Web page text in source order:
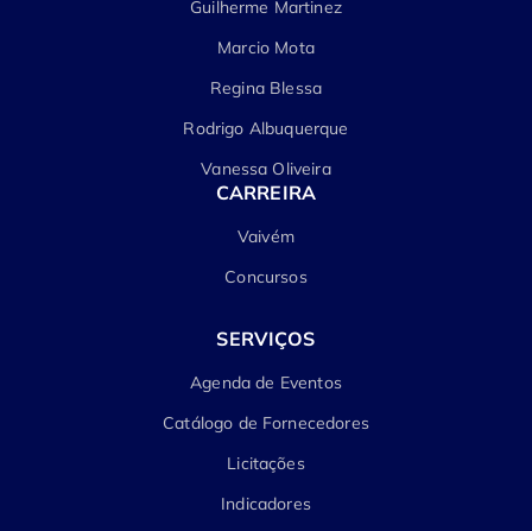
Guilherme Martinez
Marcio Mota
Regina Blessa
Rodrigo Albuquerque
Vanessa Oliveira
CARREIRA
Vaivém
Concursos
SERVIÇOS
Agenda de Eventos
Catálogo de Fornecedores
Licitações
Indicadores